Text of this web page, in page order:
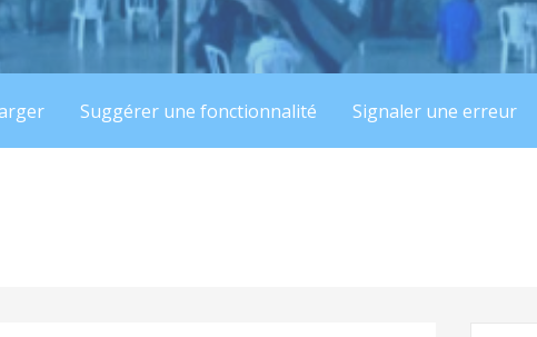
Suggérer une fonctionnalité Signaler une erreur